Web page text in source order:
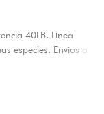
40LB. Línea
especies. Envíos a